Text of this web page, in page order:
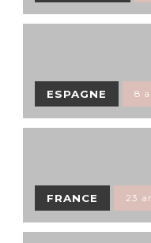
ESPAGNE 8
FRANCE 23